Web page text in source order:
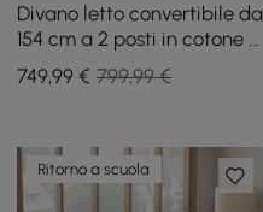
Divano letto convertibile da
154 cm a 2 posti in cotone e
lino con contenitore
749,99 € 799,99 €
Ritorno a scuola